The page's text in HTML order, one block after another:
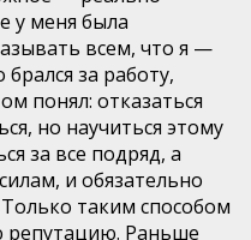
у меня была
всем, что я —
за работу,
понял: отказаться
но научиться этому
за все подряд, а
и обязательно
таким способом
репутацию. Раньше